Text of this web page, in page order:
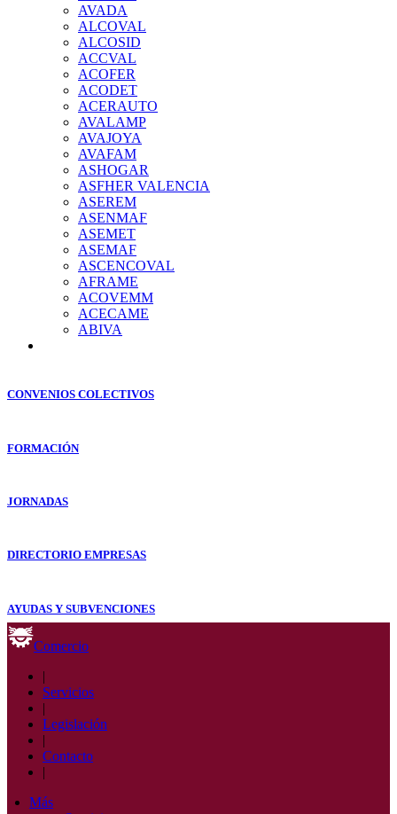
AVADA
ALCOVAL
ALCOSID
ACCVAL
ACOFER
ACODET
ACERAUTO
AVALAMP
AVAJOYA
AVAFAM
ASHOGAR
ASFHER VALENCIA
ASEREM
ASENMAF
ASEMET
ASEMAF
ASCENCOVAL
AFRAME
ACOVEMM
ACECAME
ABIVA
CONVENIOS COLECTIVOS
FORMACIÓN
JORNADAS
DIRECTORIO EMPRESAS
AYUDAS Y SUBVENCIONES
Comercio
|
Servicios
|
Legislación
|
Contacto
|
Más